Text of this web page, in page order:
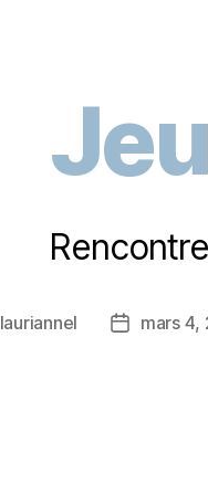
lauriannel mars 4,